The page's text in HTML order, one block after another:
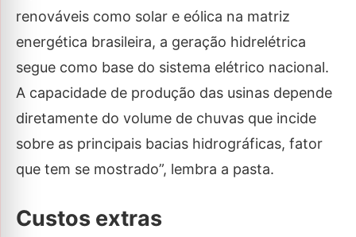
renováveis como solar e eólica na matriz
energética brasileira, a geração hidrelétrica
segue como base do sistema elétrico nacional.
A capacidade de produção das usinas depende
diretamente do volume de chuvas que incide
sobre as principais bacias hidrográficas, fator
que tem se mostrado”, lembra a pasta.
Custos extras